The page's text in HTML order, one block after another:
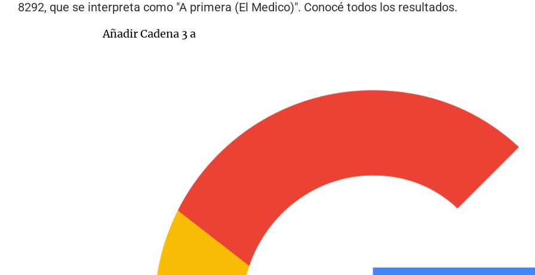
8292, que se interpreta como "A primera (El Medico)". Conocé todos los resultados.
Añadir Cadena 3 a
Notas